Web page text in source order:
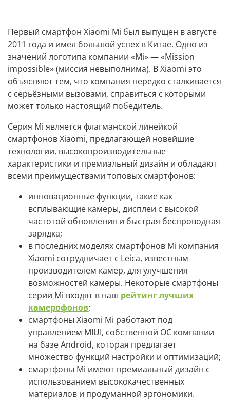
Первый смартфон Xiaomi Mi был выпущен в августе
2011 года и имел большой успех в Китае. Одно из
значений логотипа компании «Mi» — «Mission
impossible» (миссия невыполнима). В Xiaomi это
объясняют тем, что компания нередко сталкивается
с серьёзными вызовами, справиться с которыми
может только настоящий победитель.
Серия Mi является флагманской линейкой
смартфонов Xiaomi, предлагающей новейшие
технологии, высокопроизводительные
характеристики и премиальный дизайн и обладают
всеми преимуществами топовых смартфонов:
инновационные функции, такие как
всплывающие камеры, дисплеи с высокой
частотой обновления и быстрая беспроводная
зарядка;
в последних моделях смартфонов Mi компания
Xiaomi сотрудничает с Leica, известным
производителем камер, для улучшения
возможностей камеры. Некоторые смартфоны
серии Mi входят в наш рейтинг лучших
камерофонов;
смартфоны Xiaomi Mi работают под
управлением MIUI, собственной ОС компании
на базе Android, которая предлагает
множество функций настройки и оптимизаций;
смартфоны Mi имеют премиальный дизайн с
использованием высококачественных
материалов и продуманной эргономики.